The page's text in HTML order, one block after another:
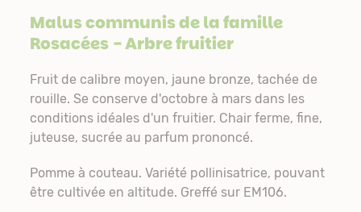
Malus communis de la famille
Rosacées- Arbre fruitier
Fruit de calibre moyen, jaune bronze, tachée de
rouille. Se conserve d'octobre à mars dans les
conditions idéales d'un fruitier. Chair ferme, fine,
juteuse, sucrée au parfum prononcé.
Pomme à couteau. Variété pollinisatrice, pouvant
être cultivée en altitude. Greffé sur EM106.